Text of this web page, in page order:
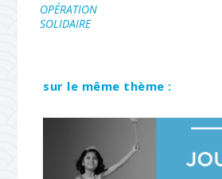
OPÉRATION
SOLIDAIRE
sur le même thème :